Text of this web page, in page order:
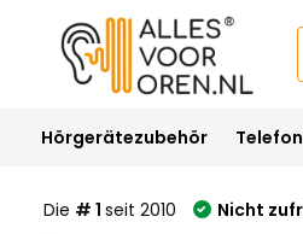
Hörgerätezubehör
Die # 1 seit 2010 Nicht